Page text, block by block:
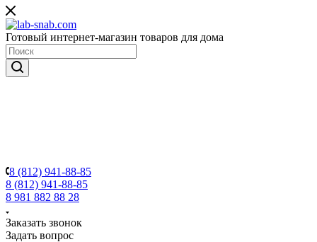
Готовый интернет-магазин товаров для дома
8 (812) 941-88-85
8 (812) 941-88-85
8 981 882 88 28
Заказать звонок
Задать вопрос